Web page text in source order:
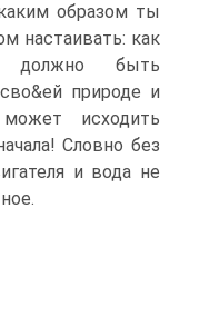
образом ты
настаивать: как
должно быть
природе и
исходить
Словно без
и вода не